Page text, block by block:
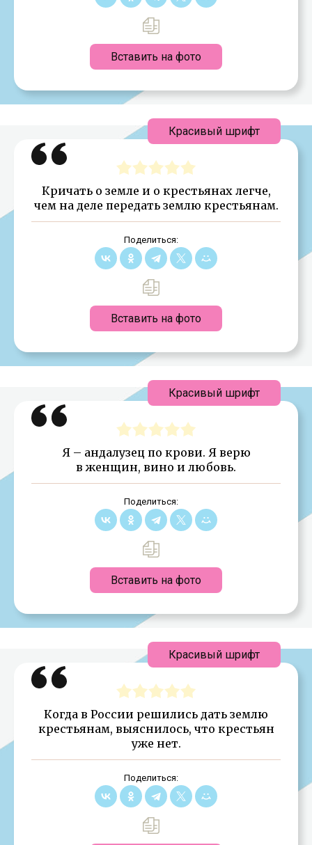
Вставить на фото
Кричать о земле и о крестьянах легче,
чем на деле передать землю крестьянам.
Поделиться:
Вставить на фото
Красивый шрифт
Я – андалузец по крови. Я верю
в женщин, вино и любовь.
Поделиться:
Вставить на фото
Красивый шрифт
Когда в России решились дать землю
крестьянам, выяснилось, что крестьян
уже нет.
Поделиться:
Красивый шрифт